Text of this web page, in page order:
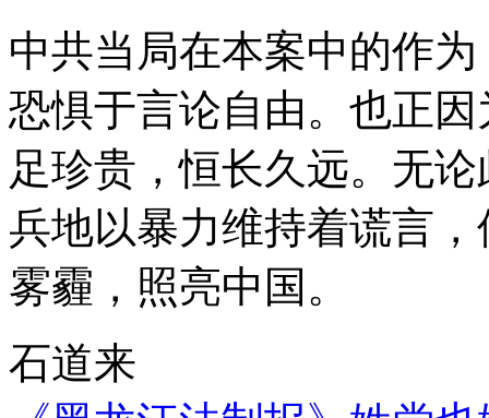
中共当局在本案中的作
恐惧于言论自由。也正
足珍贵，恒长久远。无
兵地以暴力维持着谎言
雾霾，照亮中国。
石道来